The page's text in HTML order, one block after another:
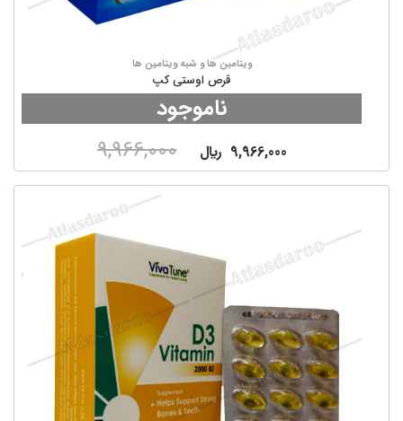
ویتامین ها و شبه ویتامین ها
قرص اوستی کپ
ناموجود
9,966,000 ريال 9,966,000